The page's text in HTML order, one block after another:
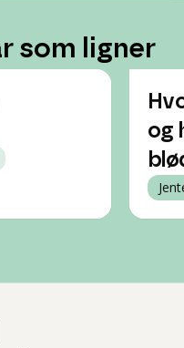
som ligner
og